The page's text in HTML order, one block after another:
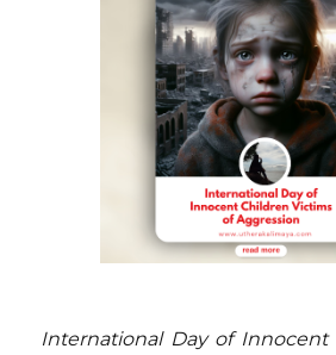
International Day of Innocent